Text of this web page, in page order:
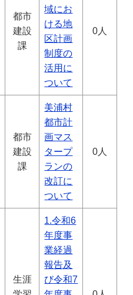
都市
建設
課
域にお
ける地
区計画
制度の
活用に
ついて
0人
都市
建設
課
美浦村
都市計
画マス
タープ
ランの
改訂に
ついて
0人
生涯
1.令和6
年度事
業経過
報告及
び令和7